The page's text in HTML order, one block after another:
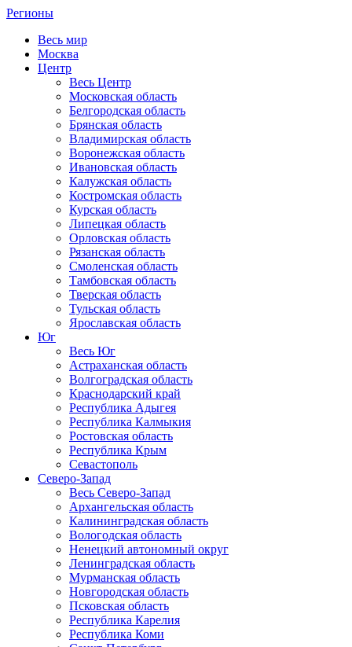
Регионы
Весь мир
Москва
Центр
Весь Центр
Московская область
Белгородская область
Брянская область
Владимирская область
Воронежская область
Ивановская область
Калужская область
Костромская область
Курская область
Липецкая область
Орловская область
Рязанская область
Смоленская область
Тамбовская область
Тверская область
Тульская область
Ярославская область
Юг
Весь Юг
Астраханская область
Волгоградская область
Краснодарский край
Республика Адыгея
Республика Калмыкия
Ростовская область
Республика Крым
Севастополь
Северо-Запад
Весь Северо-Запад
Архангельская область
Калининградская область
Вологодская область
Ненецкий автономный округ
Ленинградская область
Мурманская область
Новгородская область
Псковская область
Республика Карелия
Республика Коми